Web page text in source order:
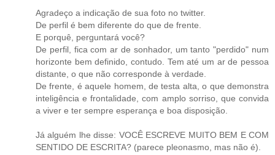
Agradeço a indicação de sua foto no twitter.
De perfil é bem diferente do que de frente.
E porquê, perguntará você?
De perfil, fica com ar de sonhador, um tanto "perdido" num
horizonte bem definido, contudo. Tem até um ar de pessoa
distante, o que não corresponde à verdade.
De frente, é aquele homem, de testa alta, o que demonstra
inteligência e frontalidade, com amplo sorriso, que convida
a viver e ter sempre esperança e boa disposição.
Já alguém lhe disse: VOCÊ ESCREVE MUITO BEM E COM
SENTIDO DE ESCRITA? (parece pleonasmo, mas não é).